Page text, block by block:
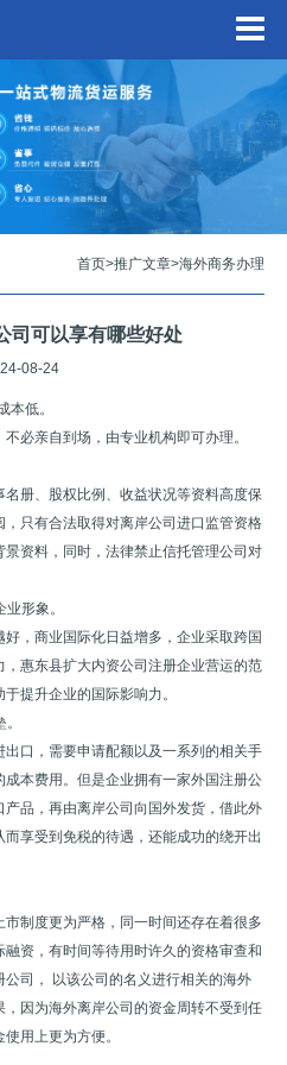
首页>推广文章>海外商务办理
司可以享有哪些好处
08-24
本低。
必亲自到场，由专业机构即可办理。
册、股权比例、收益状况等资料高度保
只有合法取得对离岸公司进口监管资格
资料，同时，法律禁止信托管理公司对
形象。
，商业国际化日益增多，企业采取跨国
惠东县扩大内资公司注册企业营运的范
提升企业的国际影响力。
口，需要申请配额以及一系列的相关手
本费用。但是企业拥有一家外国注册公
品，再由离岸公司向国外发货，借此外
享受到免税的待遇，还能成功的绕开出
制度更为严格，同一时间还存在着很多
资，有时间等待用时许久的资格审查和
司， 以该公司的名义进行相关的海外
因为海外离岸公司的资金周转不受到任
用上更为方便。